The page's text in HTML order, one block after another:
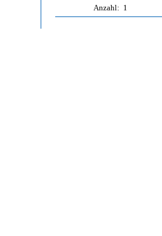
Anzahl: 1